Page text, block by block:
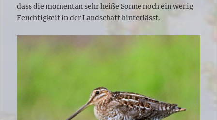
dass die momentan sehr heiße Sonne noch ein wenig
Feuchtigkeit in der Landschaft hinterlässt.